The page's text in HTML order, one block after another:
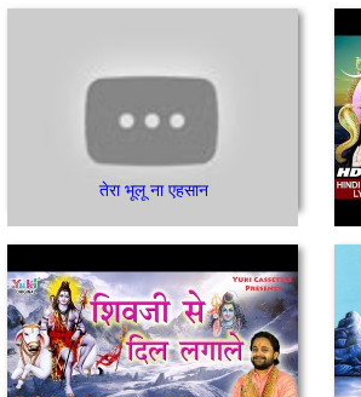
तेरा भूलू ना एहसान